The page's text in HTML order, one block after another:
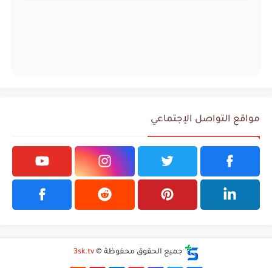
مواقع التواصل الإجتماعي
جميع الحقوق محفوظة © 3sk.tv